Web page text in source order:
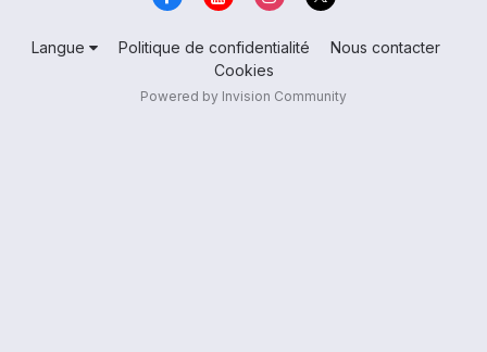
Langue Politique de confidentialité
Nous contacter
Cookies
Powered by Invision Community